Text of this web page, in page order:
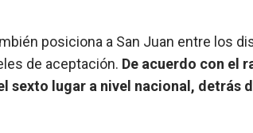
posiciona a San Juan entre los
de aceptación. De acuerdo con el
sexto lugar a nivel nacional, detrás